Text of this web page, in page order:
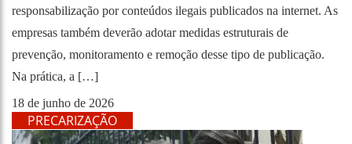
responsabilização por conteúdos ilegais publicados na internet. As
empresas também deverão adotar medidas estruturais de
prevenção, monitoramento e remoção desse tipo de publicação.
Na prática, a […]
18 de junho de 2026
PRECARIZAÇÃO